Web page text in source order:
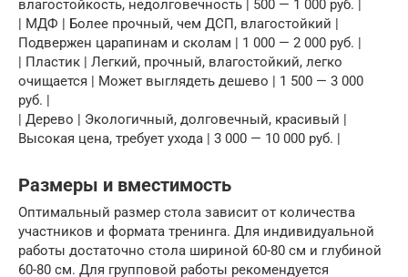
влагостойкость, недолговечность | 500 — 1 000 руб. |
| МДФ | Более прочный, чем ДСП, влагостойкий |
Подвержен царапинам и сколам | 1 000 — 2 000 руб. |
| Пластик | Легкий, прочный, влагостойкий, легко
очищается | Может выглядеть дешево | 1 500 — 3 000
руб. |
| Дерево | Экологичный, долговечный, красивый |
Высокая цена, требует ухода | 3 000 — 10 000 руб. |
Размеры и вместимость
Оптимальный размер стола зависит от количества
участников и формата тренинга. Для индивидуальной
работы достаточно стола шириной 60-80 см и глубиной
60-80 см. Для групповой работы рекомендуется